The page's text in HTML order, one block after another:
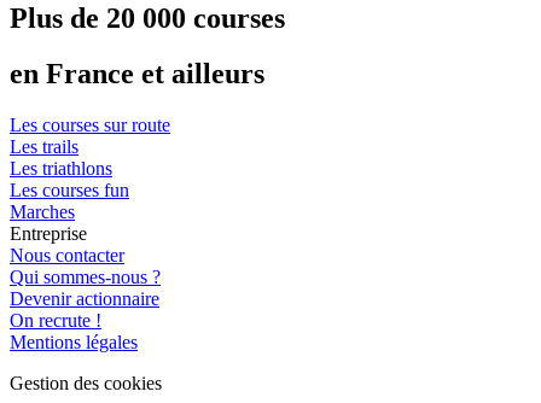
Plus de 20 000 courses
en France et ailleurs
Les courses sur route
Les trails
Les triathlons
Les courses fun
Marches
Entreprise
Nous contacter
Qui sommes-nous ?
Devenir actionnaire
On recrute !
Mentions légales
Gestion des cookies